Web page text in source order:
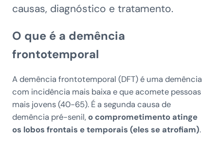
causas, diagnóstico e tratamento.
O que é a demência
frontotemporal
A demência frontotemporal (DFT) é uma demência
com incidência mais baixa e que acomete pessoas
mais jovens (40-65). É a segunda causa de
demência pré-senil, o comprometimento atinge
os lobos frontais e temporais (eles se atrofiam).